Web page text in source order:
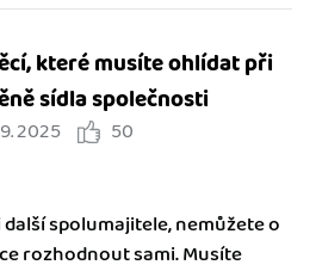
které musíte ohlídat při
sídla společnosti
2025 50
další spolumajitele, nemůžete o
rozhodnout sami. Musíte